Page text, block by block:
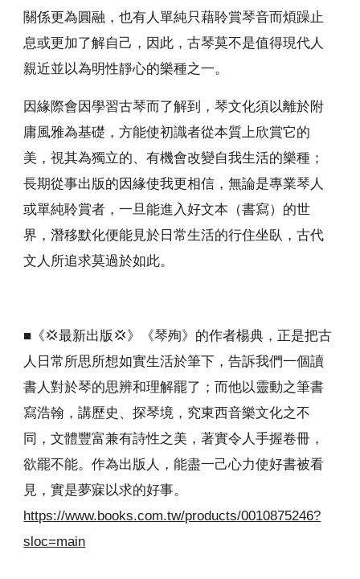
關係更為圓融，也有人單純只藉聆賞琴音而煩躁止
息或更加了解自己，因此，古琴莫不是值得現代人
親近並以為明性靜心的樂種之一。
因緣際會因學習古琴而了解到，琴文化須以離於附
庸風雅為基礎，方能使初識者從本質上欣賞它的
美，視其為獨立的、有機會改變自我生活的樂種；
長期從事出版的因緣使我更相信，無論是專業琴人
或單純聆賞者，一旦能進入好文本（書寫）的世
界，潛移默化便能見於日常生活的行住坐臥，古代
文人所追求莫過於如此。
■《💢最新出版💢》《琴殉》的作者楊典，正是把古
人日常所思所想如實生活於筆下，告訴我們一個讀
書人對於琴的思辨和理解罷了；而他以靈動之筆書
寫浩翰，講歷史、探琴境，究東西音樂文化之不
同，文體豐富兼有詩性之美，著實令人手握卷冊，
欲罷不能。作為出版人，能盡一己心力使好書被看
見，實是夢寐以求的好事。
https://www.books.com.tw/products/0010875246?
sloc=main